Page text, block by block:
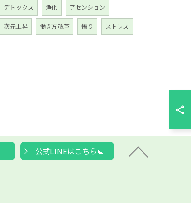
デトックス 浄化 アセンション
次元上昇 働き方改革 悟り ストレス
公式LINEはこちら